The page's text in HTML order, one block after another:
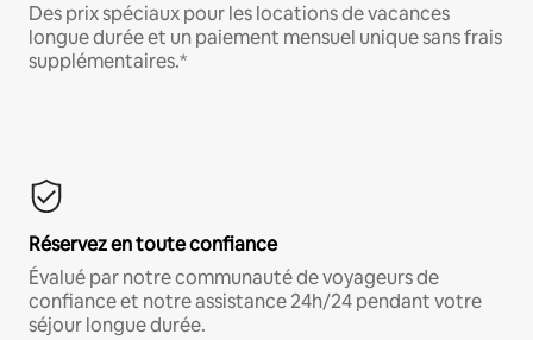
Des prix spéciaux pour les locations de vacances
longue durée et un paiement mensuel unique sans frais
supplémentaires.*
Réservez en toute confiance
Évalué par notre communauté de voyageurs de
confiance et notre assistance 24h/24 pendant votre
séjour longue durée.